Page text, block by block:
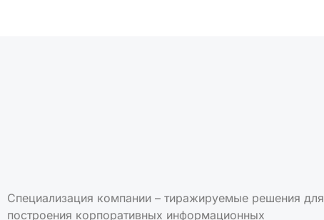
Специализация компании – тиражируемые решения для
построения корпоративных информационных